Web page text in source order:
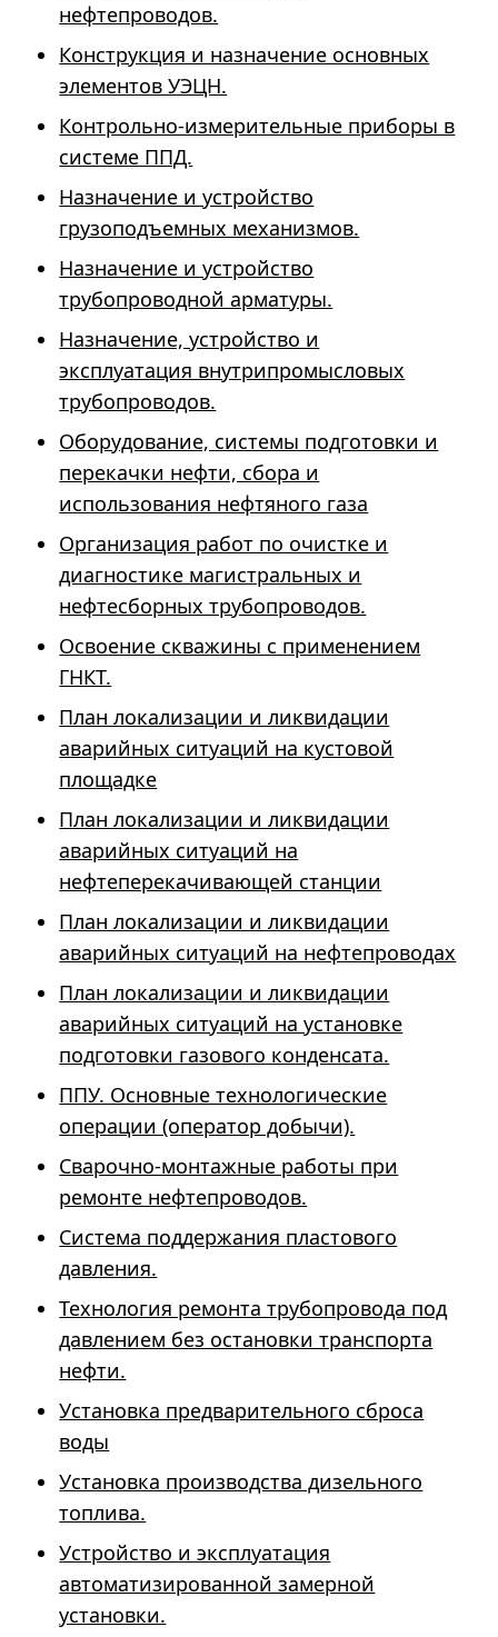
нефтепроводов.
Конструкция и назначение основных
элементов УЭЦН.
Контрольно-измерительные приборы в
системе ППД.
Назначение и устройство
грузоподъемных механизмов.
Назначение и устройство
трубопроводной арматуры.
Назначение, устройство и
эксплуатация внутрипромысловых
трубопроводов.
Оборудование, системы подготовки и
перекачки нефти, сбора и
использования нефтяного газа
Организация работ по очистке и
диагностике магистральных и
нефтесборных трубопроводов.
Освоение скважины с применением
ГНКТ.
План локализации и ликвидации
аварийных ситуаций на кустовой
площадке
План локализации и ликвидации
аварийных ситуаций на
нефтеперекачивающей станции
План локализации и ликвидации
аварийных ситуаций на нефтепроводах
План локализации и ликвидации
аварийных ситуаций на установке
подготовки газового конденсата.
ППУ. Основные технологические
операции (оператор добычи).
Сварочно-монтажные работы при
ремонте нефтепроводов.
Система поддержания пластового
давления.
Технология ремонта трубопровода под
давлением без остановки транспорта
нефти.
Установка предварительного сброса
воды
Установка производства дизельного
топлива.
Устройство и эксплуатация
автоматизированной замерной
установки.